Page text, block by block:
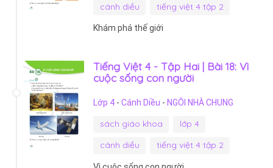
cánh diều
tiếng việt 4 tập 2
Khám phá thế giới
Tiếng Việt 4 - Tập Hai | Bài 18: Vì
cuộc sống con người
Lớp 4 - Cánh Diều - NGÔI NHÀ CHUNG
sách giáo khoa
lớp 4
cánh diều
tiếng việt 4 tập 2